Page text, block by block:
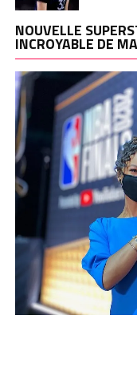
NOUVELLE
INCROYABLE DE